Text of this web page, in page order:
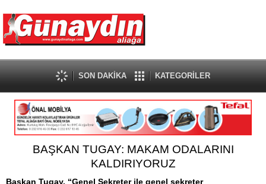
SON DAKİKA KATEGORİLER
BAŞKAN TUGAY: MAKAM ODALARINI
KALDIRIYORUZ
Başkan Tugay, “Genel Sekreter ile genel sekreter